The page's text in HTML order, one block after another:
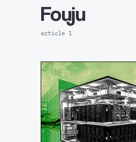
Fouju
article 1